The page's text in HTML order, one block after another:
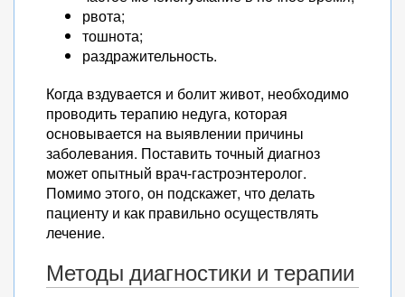
рвота;
тошнота;
раздражительность.
Когда вздувается и болит живот, необходимо
проводить терапию недуга, которая
основывается на выявлении причины
заболевания. Поставить точный диагноз
может опытный врач-гастроэнтеролог.
Помимо этого, он подскажет, что делать
пациенту и как правильно осуществлять
лечение.
Методы диагностики и терапии